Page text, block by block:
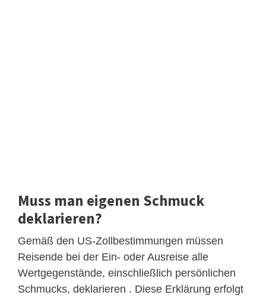
Muss man eigenen Schmuck
deklarieren?
Gemäß den US-Zollbestimmungen müssen
Reisende bei der Ein- oder Ausreise alle
Wertgegenstände, einschließlich persönlichen
Schmucks, deklarieren . Diese Erklärung erfolgt